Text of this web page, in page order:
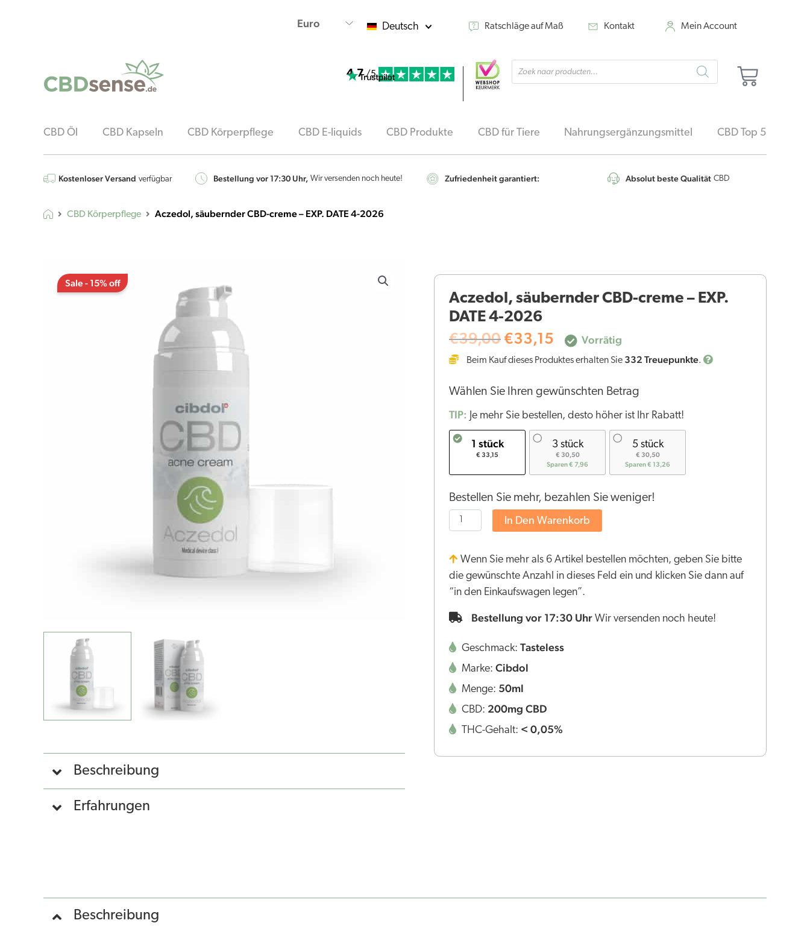
Deutsch Ratschläge auf Maß Kontakt Mein Account
4,7 /5
Products
search
CBD Öl CBD Kapseln CBD Körperpflege CBD E-liquids CBD Produkte CBD für Tiere Nahrungsergänzungsmittel CBD Top 5
Kostenloser Versand verfügbar Bestellung vor 17:30 Uhr, Wir versenden noch heute! Zufriedenheit garantiert: Absolut beste Qualität CBD
CBD Körperpflege Aczedol, säubernder CBD-creme – EXP. DATE 4-2026
Sale - 15% off
Beschreibung
Erfahrungen
Aczedol, säubernder CBD-creme – EXP.
DATE 4-2026
€39,00
war:
€39,00
€33,15
ist:
Vorrätig
Beim Kauf dieses Produktes erhalten Sie 332 Treuepunkte.
Wählen Sie Ihren gewünschten Betrag
TIP: Je mehr Sie bestellen, desto höher ist Ihr Rabatt!
1 stück
€ 33,15
3 stück
€ 30,50
Sparen € 7,96
5 stück
€ 30,50
Sparen € 13,26
Bestellen Sie mehr, bezahlen Sie weniger!
CBD-
creme
DATE
2026
Menge
In Den Warenkorb
Wenn Sie mehr als 6 Artikel bestellen möchten, geben Sie bitte
die gewünschte Anzahl in dieses Feld ein und klicken Sie dann auf
“in den Einkaufswagen legen”.
Bestellung vor 17:30 Uhr Wir versenden noch heute!
Geschmack: Tasteless
Marke: Cibdol
Menge: 50ml
CBD: 200mg CBD
THC-Gehalt: < 0,05%
Beschreibung